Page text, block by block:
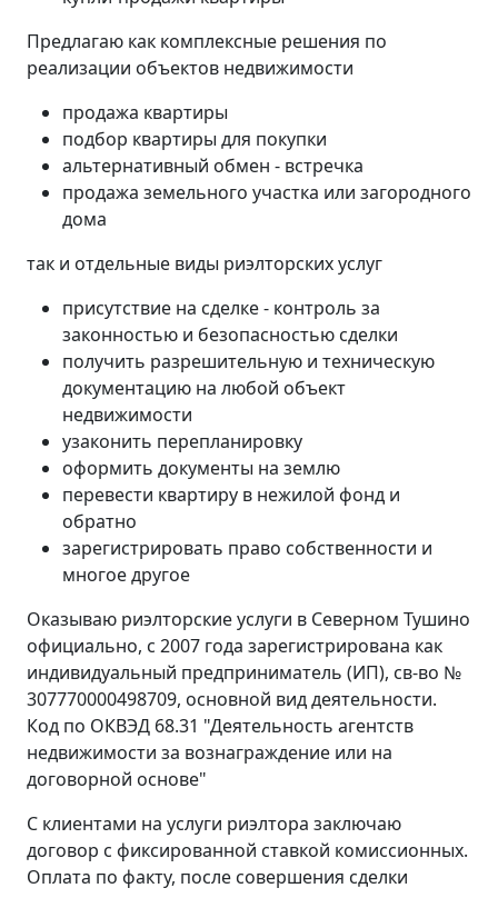
Предлагаю как комплексные решения по
реализации объектов недвижимости
продажа квартиры
подбор квартиры для покупки
альтернативный обмен - встречка
продажа земельного участка или загородного
дома
так и отдельные виды риэлторских услуг
присутствие на сделке - контроль за
законностью и безопасностью сделки
получить разрешительную и техническую
документацию на любой объект
недвижимости
узаконить перепланировку
оформить документы на землю
перевести квартиру в нежилой фонд и
обратно
зарегистрировать право собственности и
многое другое
Оказываю риэлторские услуги в Северном Тушино
официально, с 2007 года зарегистрирована как
индивидуальный предприниматель (ИП), св-во №
307770000498709, основной вид деятельности.
Код по ОКВЭД 68.31 "Деятельность агентств
недвижимости за вознаграждение или на
договорной основе"
С клиентами на услуги риэлтора заключаю
договор с фиксированной ставкой комиссионных.
Оплата по факту, после совершения сделки